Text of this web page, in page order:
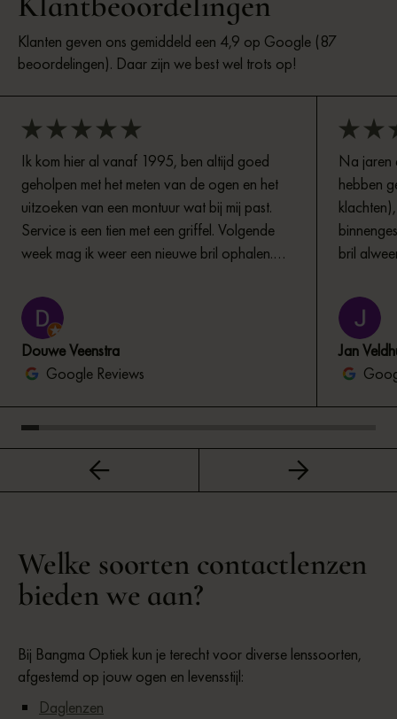
Klanten geven ons gemiddeld een 4,9 op Google (87
beoordelingen). Daar zijn we best wel trots op!
Ik kom hier al vanaf 1995, ben altijd goed
geholpen met het meten van de ogen en het
uitzoeken van een montuur wat bij mij past.
Service is een tien met een griffel. Volgende
week mag ik weer een nieuwe bril ophalen.
Douwe Veenstra
Google Reviews
Na jaren
hebben
bril
mijn bril
oog
afspraak
correctie
mijn
paar
Jan
Welke soorten contactlenzen
bieden we aan?
Bij Bangma Optiek kun je terecht voor diverse lenssoorten,
afgestemd op jouw ogen en levensstijl:
Daglenzen